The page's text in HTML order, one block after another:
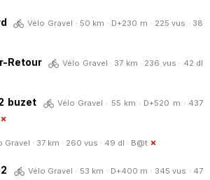
Vélo Gravel · 50 km · D+230 m · 225 vus · 38
Retour
Vélo Gravel · 37 km · 236 vus · 42 dl
buzet
Vélo Gravel · 55 km · D+520 m · 437
Gravel · 37 km · 260 vus · 49 dl · B@t
Vélo Gravel · 53 km · D+400 m · 345 vus · 47